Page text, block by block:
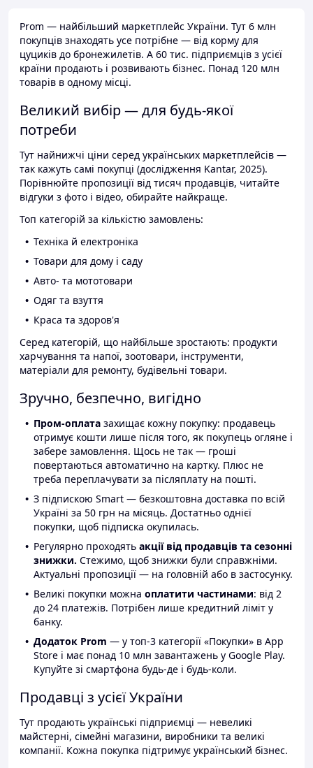
Prom — найбільший маркетплейс України. Тут 6 млн
покупців знаходять усе потрібне — від корму для
цуциків до бронежилетів. А 60 тис. підприємців з усієї
країни продають і розвивають бізнес. Понад 120 млн
товарів в одному місці.
Великий вибір — для будь-якої
потреби
Тут найнижчі ціни серед українських маркетплейсів —
так кажуть самі покупці (дослідження Kantar, 2025).
Порівнюйте пропозиції від тисяч продавців, читайте
відгуки з фото і відео, обирайте найкраще.
Топ категорій за кількістю замовлень:
Техніка й електроніка
Товари для дому і саду
Авто- та мототовари
Одяг та взуття
Краса та здоров'я
Серед категорій, що найбільше зростають: продукти
харчування та напої, зоотовари, інструменти,
матеріали для ремонту, будівельні товари.
Зручно, безпечно, вигідно
Пром-оплата захищає кожну покупку: продавець
отримує кошти лише після того, як покупець огляне і
забере замовлення. Щось не так — гроші
повертаються автоматично на картку. Плюс не
треба переплачувати за післяплату на пошті.
З підпискою Smart — безкоштовна доставка по всій
Україні за 50 грн на місяць. Достатньо однієї
покупки, щоб підписка окупилась.
Регулярно проходять акції від продавців та сезонні
знижки. Стежимо, щоб знижки були справжніми.
Актуальні пропозиції — на головній або в застосунку.
Великі покупки можна оплатити частинами: від 2
до 24 платежів. Потрібен лише кредитний ліміт у
банку.
Додаток Prom — у топ-3 категорії «Покупки» в App
Store і має понад 10 млн завантажень у Google Play.
Купуйте зі смартфона будь-де і будь-коли.
Продавці з усієї України
Тут продають українські підприємці — невеликі
майстерні, сімейні магазини, виробники та великі
компанії. Кожна покупка підтримує український бізнес.